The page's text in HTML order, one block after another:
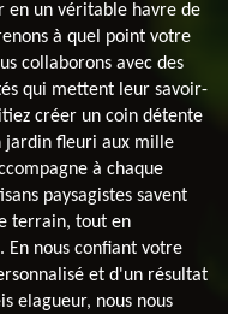
en un véritable havre de
à quel point votre
collaborons avec des
qui mettent leur savoir-
créer un coin détente
jardin fleuri aux mille
à chaque
paysagistes savent
terrain, tout en
En nous confiant votre
et d'un résultat
elagueur, nous nous